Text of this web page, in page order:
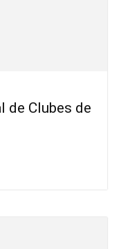
de Clubes de